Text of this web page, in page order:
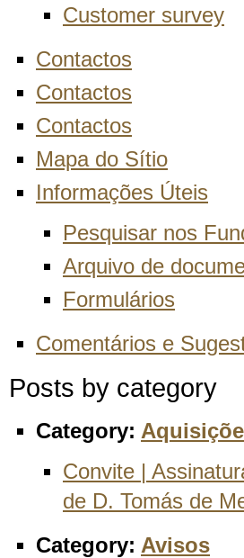
Customer survey
Contactos
Contactos
Contactos
Mapa do Sítio
Informações Úteis
Pesquisar nos
Arquivo de
Formulários
Comentários e
Posts by category
Category:
Convite |
de D. Tomás de
Category: Avisos